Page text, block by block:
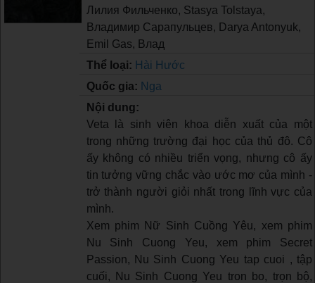
Лилия Фильченко, Stasya Tolstaya,
Владимир Сарапульцев, Darya Antonyuk,
Emil Gas, Влад
Thể loại: Hài Hước
Quốc gia: Nga
Nội dung:
Veta là sinh viên khoa diễn xuất của một
trong những trường đại học của thủ đô. Cô
ấy không có nhiều triển vọng, nhưng cô ấy
tin tưởng vững chắc vào ước mơ của mình -
trở thành người giỏi nhất trong lĩnh vực của
mình.
Xem phim Nữ Sinh Cuồng Yêu, xem phim
Nu Sinh Cuong Yeu, xem phim Secret
Passion, Nu Sinh Cuong Yeu tap cuoi , tập
cuối, Nu Sinh Cuong Yeu tron bo, trọn bộ,